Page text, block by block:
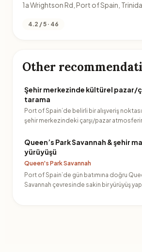
1a Wrightson Rd, Port of Spain,
4.2 / 5 · 46
Other
Şehir merkezinde kültürel pazar/
tarama
Port of Spain’de belirli bir alışveriş
şehir merkezindeki çarşı/pazar
Queen’s Park Savannah & şehir
yürüyüşü
Queen's Park Savannah
Port of Spain’de gün batımına doğru
Savannah çevresinde sakin bir yürüyüş